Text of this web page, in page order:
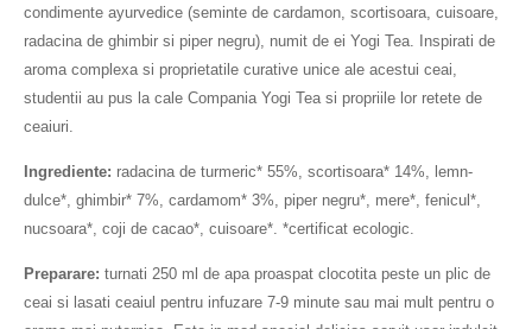
condimente ayurvedice (seminte de cardamon, scortisoara, cuisoare,
radacina de ghimbir si piper negru), numit de ei Yogi Tea. Inspirati de
aroma complexa si proprietatile curative unice ale acestui ceai,
studentii au pus la cale Compania Yogi Tea si propriile lor retete de
ceaiuri.
Ingrediente: radacina de turmeric* 55%, scortisoara* 14%, lemn-
dulce*, ghimbir* 7%, cardamom* 3%, piper negru*, mere*, fenicul*,
nucsoara*, coji de cacao*, cuisoare*. *certificat ecologic.
Preparare: turnati 250 ml de apa proaspat clocotita peste un plic de
ceai si lasati ceaiul pentru infuzare 7-9 minute sau mai mult pentru o